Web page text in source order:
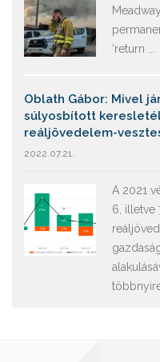
‘return ...
Oblath Gábor: Mivel
súlyosbított
reáljövedelem-
2022.07.21.
A 2021
6, illetve